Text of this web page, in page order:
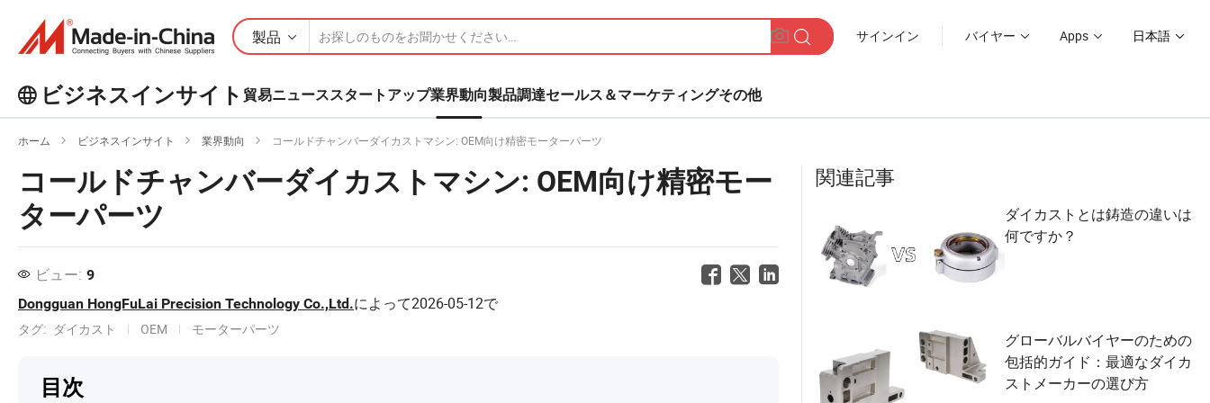
製品 サインイン バイヤー Apps 日本語
ビジネスインサイト 貿易ニューススタートアップ業界動向製品調達セールス＆マーケティングその他
ビジネスインサイトで人気の記事を
もっとチェックしよう！
ホーム ビジネスインサイト 業界動向 コールドチャンバーダイカストマシン: OEM向け精密モーターパーツ
コールドチャンバーダイカストマシン: OEM向け精密モー
ターパーツ
ビュー: 9
Dongguan HongFuLai Precision Technology Co.,Ltd.によって2026-05-12で
タグ: ダイカスト OEM モーターパーツ
目次
関連記事
ダイカストとは鋳造の違いは
何ですか？
グローバルバイヤーのための
包括的ガイド：最適なダイカ
ストメーカーの選び方